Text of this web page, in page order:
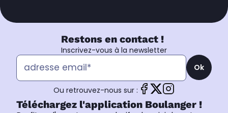
Restons en contact !
Inscrivez-vous à la newsletter
Ok
Ou retrouvez-nous sur :
Téléchargez l'application Boulanger !